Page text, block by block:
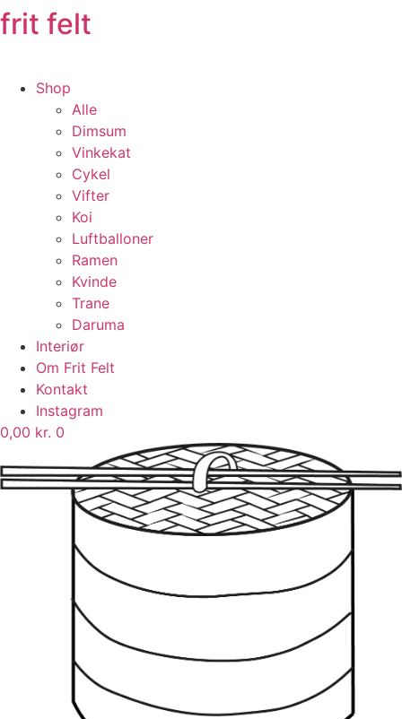
frit felt
Shop
Alle
Dimsum
Vinkekat
Cykel
Vifter
Koi
Luftballoner
Ramen
Kvinde
Trane
Daruma
Interiør
Om Frit Felt
Kontakt
Instagram
0,00 kr. 0